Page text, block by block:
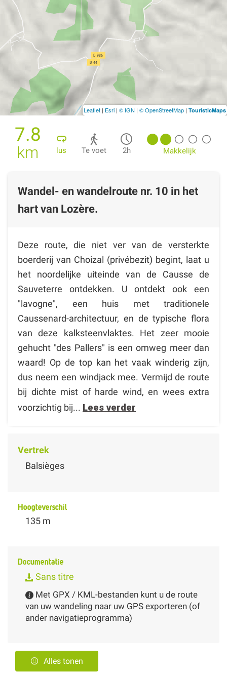
7.8
km lus Te voet 2h Makkelijk
Wandel- en wandelroute nr. 10 in het
hart van Lozère.
Deze route, die niet ver van de versterkte
boerderij van Choizal (privébezit) begint, laat u
het noordelijke uiteinde van de Causse de
Sauveterre ontdekken. U ontdekt ook een
"lavogne", een huis met traditionele
Caussenard-architectuur, en de typische flora
van deze kalksteenvlaktes. Het zeer mooie
gehucht "des Pallers" is een omweg meer dan
waard! Op de top kan het vaak winderig zijn,
dus neem een windjack mee. Vermijd de route
bij dichte mist of harde wind, en wees extra
voorzichtig bij... Lees verder
Vertrek
Balsièges
Hoogteverschil
135 m
Documentatie
Sans titre
Met GPX / KML-bestanden kunt u de route
van uw wandeling naar uw GPS exporteren (of
ander navigatieprogramma)
Alles tonen
Leaflet | Esri | © IGN | © OpenStreetMap | TouristicMaps